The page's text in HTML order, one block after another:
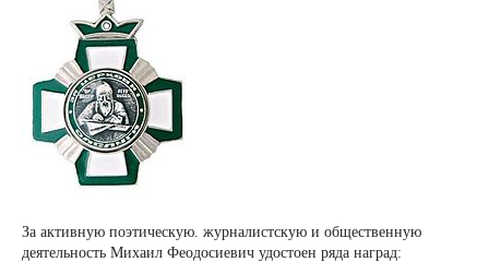
За активную поэтическую. журналистскую и общественную
деятельность Михаил Феодосиевич удостоен ряда наград: